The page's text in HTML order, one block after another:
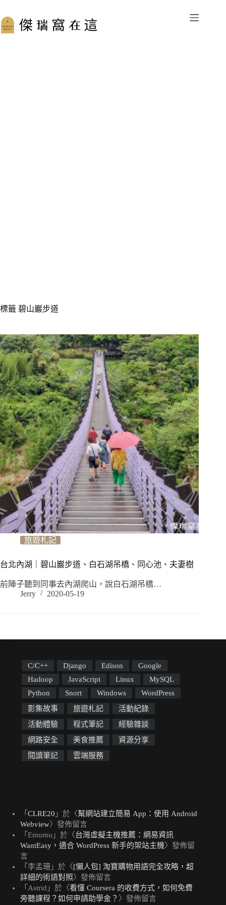
至
主
標籤 碧山巖步道
旅遊札記
台北內湖｜碧山巖步道、白石湖吊橋、同心池、夫妻樹
前陣子聽到同事去內湖爬山，說白石湖吊橋…
Jerry
2020-05-19
C/C++ Django Edison
Google
Hadoop
JavaScript Linux
MySQL
Python
Snort Windows
WordPress
影集故事
旅遊札記
活動紀錄
活動體驗
程式筆記
經驗雜談
網路安全
美食推薦
資源分享
閱讀筆記
雲端服務
「 CLRE20 」於〈幫網站建立簡易 App：使用 Android
Webview〉發佈留言
「 Emumu 」於〈台灣虛擬主機推薦：網易資訊
WantEasy，適合 WordPress 新手的架站主機〉發佈留
言
「 李孟珊 」於〈[懶人包] 淘寶購物用語完全攻略，超
詳細的術語對照〉發佈留言
「 Astrid 」於〈看懂 Coursera 的收費方式，如何免費
旁聽課程？如何申請助學金？ 〉發佈留言